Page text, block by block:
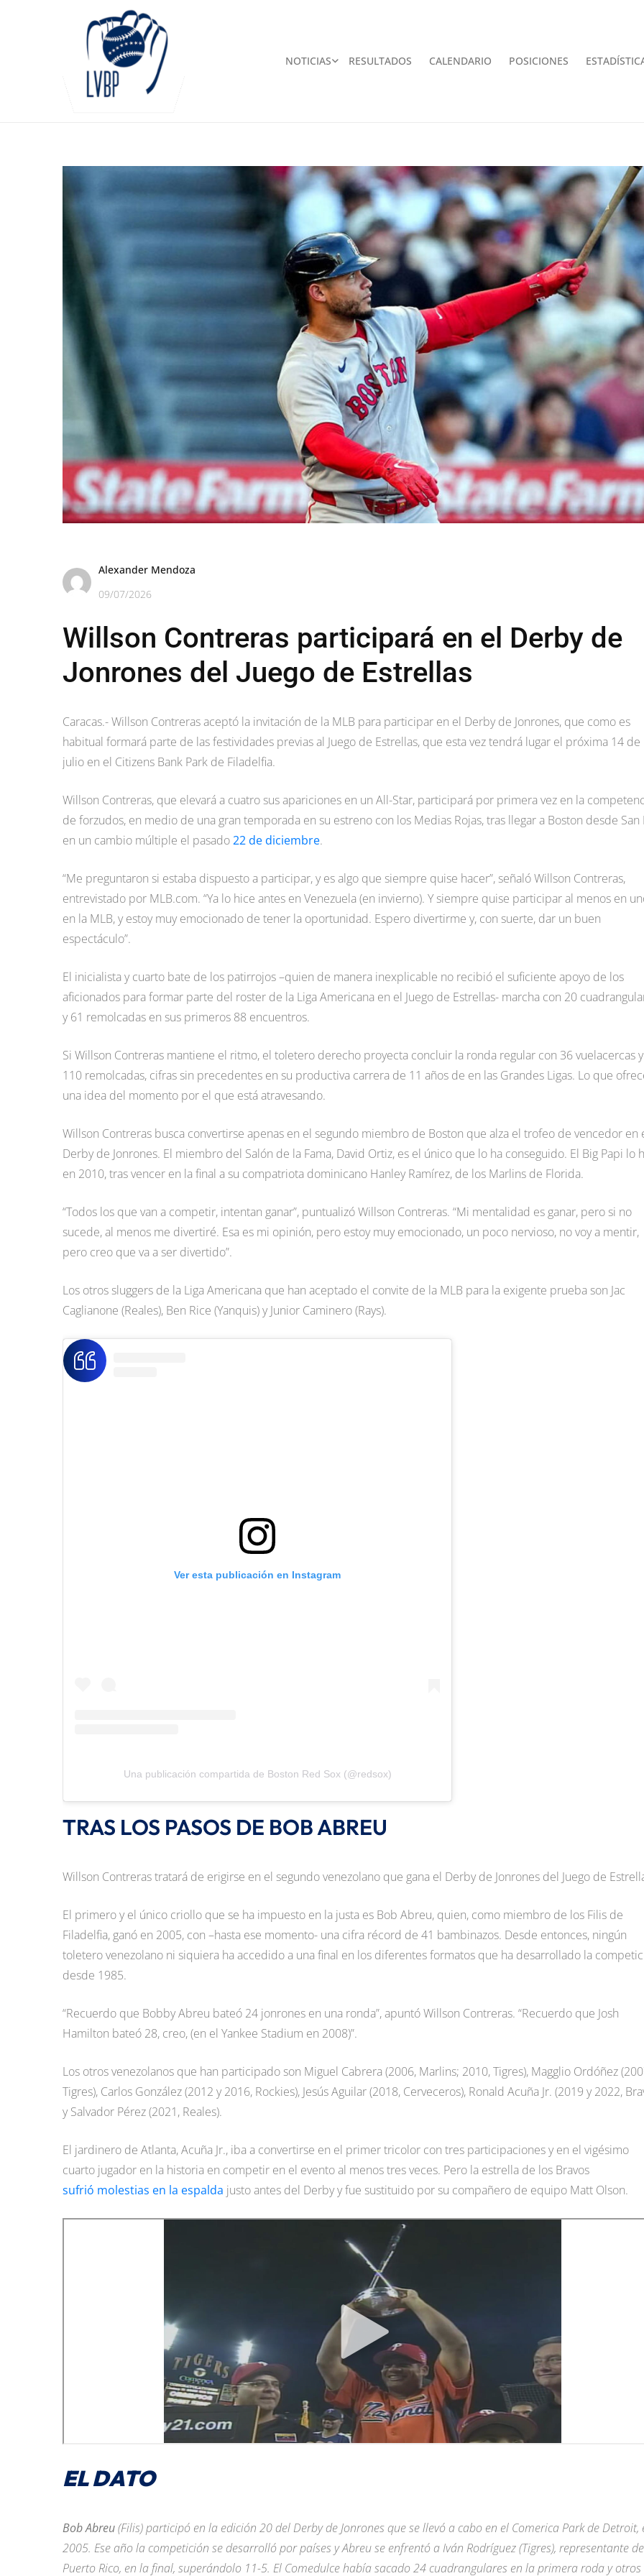
NOTICIAS RESULTADOS CALENDARIO POSICIONES
Alexander Mendoza
09/07/2026
Willson Contreras participará en el Derby de
Jonrones del Juego de Estrellas
Caracas.- Willson Contreras aceptó la invitación de la MLB para participar en el Derby de Jonrones, que como es
habitual formará parte de las festividades previas al Juego de Estrellas, que esta vez tendrá lugar el próxima 14 de
julio en el Citizens Bank Park de Filadelfia.
Willson Contreras, que elevará a cuatro sus apariciones en un All-Star, participará por primera vez en la
de forzudos, en medio de una gran temporada en su estreno con los Medias Rojas, tras llegar a Boston desde San
en un cambio múltiple el pasado22 de diciembre.
“Me preguntaron si estaba dispuesto a participar, y es algo que siempre quise hacer”, señaló Willson Contreras,
entrevistado por MLB.com. “Ya lo hice antes en Venezuela (en invierno). Y siempre quise participar al menos en
en la MLB, y estoy muy emocionado de tener la oportunidad. Espero divertirme y, con suerte, dar un buen
espectáculo”.
El inicialista y cuarto bate de los patirrojos –quien de manera inexplicable no recibió el suficiente apoyo de los
aficionados para formar parte del roster de la Liga Americana en el Juego de Estrellas- marcha con 20
y 61 remolcadas en sus primeros 88 encuentros.
Si Willson Contreras mantiene el ritmo, el toletero derecho proyecta concluir la ronda regular con 36 vuelacercas y
110 remolcadas, cifras sin precedentes en su productiva carrera de 11 años de en las Grandes Ligas. Lo que
una idea del momento por el que está atravesando.
Willson Contreras busca convertirse apenas en el segundo miembro de Boston que alza el trofeo de vencedor en
Derby de Jonrones. El miembro del Salón de la Fama, David Ortiz, es el único que lo ha conseguido. El Big Papi lo
en 2010, tras vencer en la final a su compatriota dominicano Hanley Ramírez, de los Marlins de Florida.
“Todos los que van a competir, intentan ganar”, puntualizó Willson Contreras. “Mi mentalidad es ganar, pero si no
sucede, al menos me divertiré. Esa es mi opinión, pero estoy muy emocionado, un poco nervioso, no voy a mentir,
pero creo que va a ser divertido”.
Los otros sluggers de la Liga Americana que han aceptado el convite de la MLB para la exigente prueba son Jac
Caglianone (Reales), Ben Rice (Yanquis) y Junior Caminero (Rays).
Ver esta publicación en Instagram
Una publicación compartida de Boston Red Sox (@redsox)
TRAS LOS PASOS DE BOB ABREU
Willson Contreras tratará de erigirse en el segundo venezolano que gana el Derby de Jonrones del Juego de
El primero y el único criollo que se ha impuesto en la justa es Bob Abreu, quien, como miembro de los Filis de
Filadelfia, ganó en 2005, con –hasta ese momento- una cifra récord de 41 bambinazos. Desde entonces, ningún
toletero venezolano ni siquiera ha accedido a una final en los diferentes formatos que ha desarrollado la
desde 1985.
“Recuerdo que Bobby Abreu bateó 24 jonrones en una ronda”, apuntó Willson Contreras. “Recuerdo que Josh
Hamilton bateó 28, creo, (en el Yankee Stadium en 2008)”.
Los otros venezolanos que han participado son Miguel Cabrera (2006, Marlins; 2010, Tigres), Magglio Ordóñez
Tigres), Carlos González (2012 y 2016, Rockies), Jesús Aguilar (2018, Cerveceros), Ronald Acuña Jr. (2019 y 2022,
y Salvador Pérez (2021, Reales).
El jardinero de Atlanta, Acuña Jr., iba a convertirse en el primer tricolor con tres participaciones y en el vigésimo
cuarto jugador en la historia en competir en el evento al menos tres veces. Pero la estrella de los Bravos
sufrió molestias en la espalda justo antes del Derby y fue sustituido por su compañero de equipo Matt Olson.
EL DATO
Bob Abreu(Filis) participó en la edición 20 del Derby de Jonrones que se llevó a cabo en el Comerica Park de Detroit,
2005. Ese año la competición se desarrolló por países y Abreu se enfrentó a Iván Rodríguez (Tigres), representante de
Puerto Rico, en la final, superándolo 11-5. El Comedulce había sacado 24 cuadrangulares en la primera roda y otros